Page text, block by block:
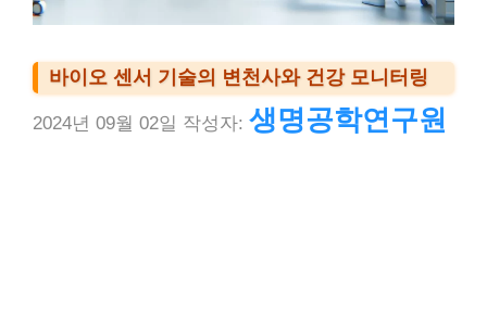
바이오 센서 기술의 변천사와 건강 모니터링
2024년 09월 02일 작성자: 생명공학연구원